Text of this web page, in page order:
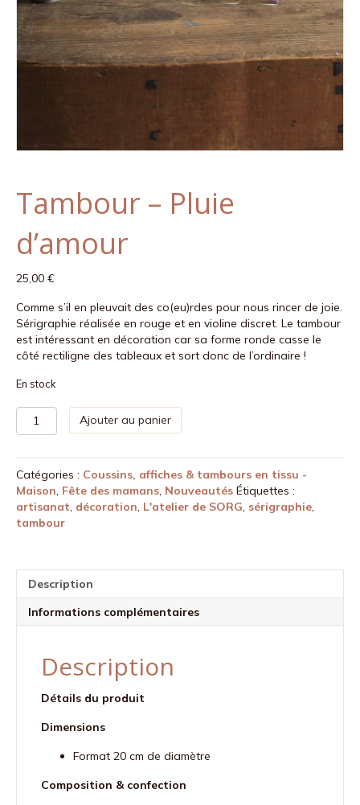
Tambour – Pluie
d’amour
25,00 €
Comme s’il en pleuvait des co(eu)rdes pour nous rincer de joie.
Sérigraphie réalisée en rouge et en violine discret. Le tambour
est intéressant en décoration car sa forme ronde casse le
côté rectiligne des tableaux et sort donc de l’ordinaire !
En stock
quantité
de
-
Pluie
d'amour
Ajouter au panier
Catégories : Coussins, affiches & tambours en tissu -
Maison, Fête des mamans, Nouveautés Étiquettes :
artisanat, décoration, L'atelier de SORG, sérigraphie,
tambour
Description
Informations complémentaires
Description
Détails du produit
Dimensions
Format 20 cm de diamètre
Composition & confection